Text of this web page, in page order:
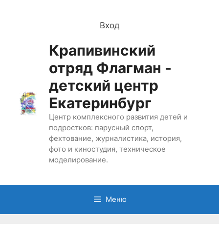
Вход
Крапивинский
отряд Флагман -
детский центр
Екатеринбург
Центр комплексного развития детей и
подростков: парусный спорт,
фехтование, журналистика, история,
фото и киностудия, техническое
моделирование.
Меню